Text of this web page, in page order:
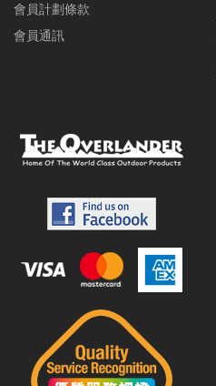
會員計劃條款
會員通訊